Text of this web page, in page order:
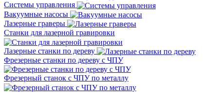
Системы управления
Вакуумные насосы
Лазерные граверы
Станки для лазерной гравировки
Лазерные станки по дереву
Фрезерные станки по дереву с ЧПУ
Фрезерный станок с ЧПУ по металлу